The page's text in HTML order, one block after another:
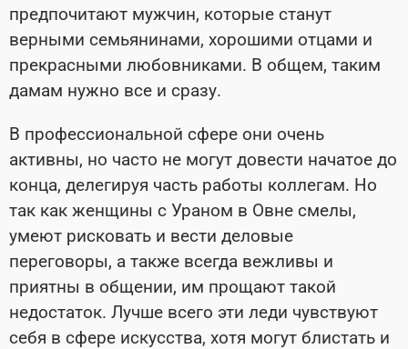
предпочитают мужчин, которые станут
верными семьянинами, хорошими отцами и
прекрасными любовниками. В общем, таким
дамам нужно все и сразу.
В профессиональной сфере они очень
активны, но часто не могут довести начатое до
конца, делегируя часть работы коллегам. Но
так как женщины с Ураном в Овне смелы,
умеют рисковать и вести деловые
переговоры, а также всегда вежливы и
приятны в общении, им прощают такой
недостаток. Лучше всего эти леди чувствуют
себя в сфере искусства, хотя могут блистать и